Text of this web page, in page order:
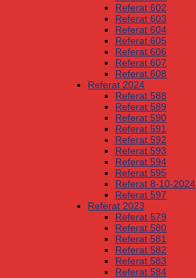
Referat 602
Referat 603
Referat 604
Referat 605
Referat 606
Referat 607
Referat 608
Referat 2024
Referat 588
Referat 589
Referat 590
Referat 591
Referat 592
Referat 593
Referat 594
Referat 595
Referat 8-10-2024
Referat 597
Referat 2023
Referat 579
Referat 580
Referat 581
Referat 582
Referat 583
Referat 584